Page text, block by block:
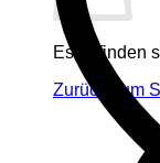
Es befinden
Zurück zum